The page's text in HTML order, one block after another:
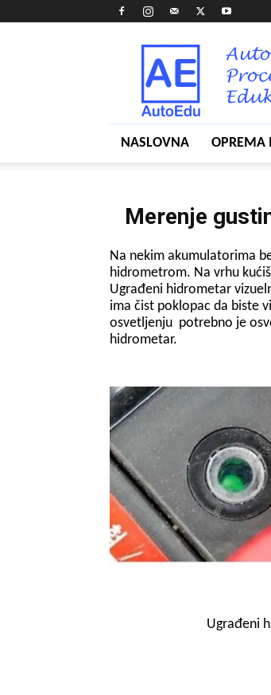
NASLOVNA OPREMA
Merenje
Na nekim akumulatorima
hidrometrom. Na vrhu
Ugrađeni hidrometar
ima čist poklopac da biste
osvetljenju potrebno je
hidrometar.
Ugrađeni